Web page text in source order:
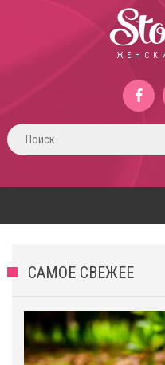
САМОЕ СВЕЖЕЕ